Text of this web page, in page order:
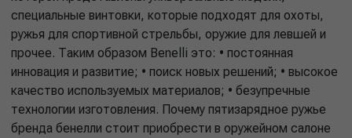
специальные винтовки, которые подходят для охоты,
ружья для спортивной стрельбы, оружие для левшей и
прочее. Таким образом Benelli это: • постоянная
инновация и развитие; • поиск новых решений; • высокое
качество используемых материалов; • безупречные
технологии изготовления. Почему пятизарядное ружье
бренда бенелли стоит приобрести в оружейном салоне